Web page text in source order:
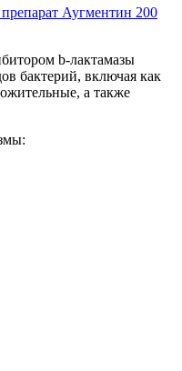
Аугментин 200
b-лактамазы
бактерий, включая как
а также